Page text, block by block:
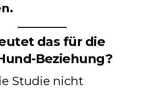
das für die
Beziehung?
Studie nicht